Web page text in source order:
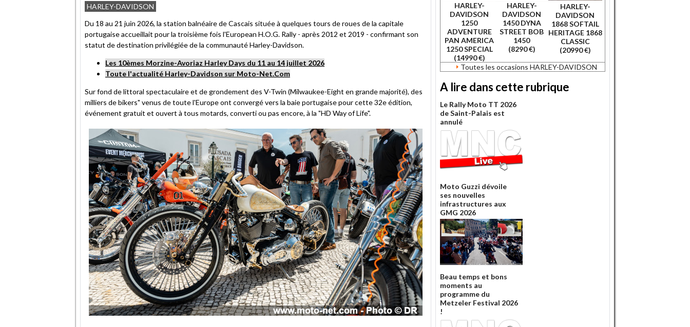
ami
HARLEY-DAVIDSON
Du 18 au 21 juin 2026, la station balnéaire de Cascais située à quelques tours de roues de la capitale
portugaise accueillait pour la troisième fois l'European H.O.G. Rally - après 2012 et 2019 - confirmant son
statut de destination privilégiée de la communauté Harley-Davidson.
Les 10èmes Morzine-Avoriaz Harley Days du 11 au 14 juillet 2026
Toute l'actualité Harley-Davidson sur Moto-Net.Com
Sur fond de littoral spectaculaire et de grondement des V-Twin (Milwaukee-Eight en grande majorité), des
milliers de bikers" venus de toute l'Europe ont convergé vers la baie portugaise pour cette 32e édition,
événement gratuit et ouvert à tous motards, converti ou pas encore, à la "HD Way of Life".
HARLEY-
DAVIDSON
1250
ADVENTURE
PAN AMERICA
1250 SPECIAL
(14990 €)
HARLEY-
DAVIDSON
1450 DYNA
STREET BOB
1450
(8290 €)
HARLEY-
DAVIDSON
1868 SOFTAIL
HERITAGE 1868
CLASSIC
(20990 €)
Toutes les occasions HARLEY-DAVIDSON
A lire dans cette rubrique
Le Rally Moto TT 2026
de Saint-Palais est
annulé
Moto Guzzi dévoile
ses nouvelles
infrastructures aux
GMG 2026
Beau temps et bons
moments au
programme du
Metzeler Festival 2026
!